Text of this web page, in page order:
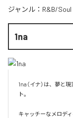
ジャンル： R&B/Soul
1na
1na（イナ）は、夢と
ト。
キャッチーなメロデ